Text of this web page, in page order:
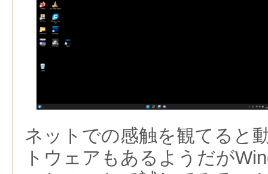
ネットでの感触を観てると
トウェアもあるようだが